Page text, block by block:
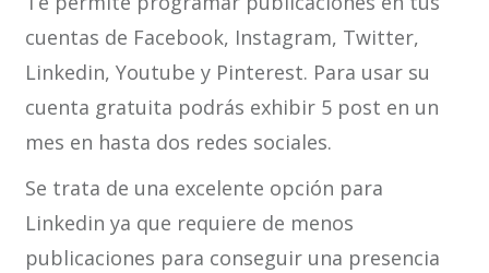
cuentas de Facebook, Instagram, Twitter,
Linkedin, Youtube y Pinterest. Para usar su
cuenta gratuita podrás exhibir 5 post en un
mes en hasta dos redes sociales.
Se trata de una excelente opción para
Linkedin ya que requiere de menos
publicaciones para conseguir una presencia